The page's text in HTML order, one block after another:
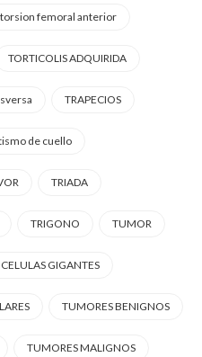
torsion femoral anterior
TORTICOLIS ADQUIRIDA
TRAPECIOS
de cuello
TRIADA
TRIGONO TUMOR
GIGANTES
TUMORES BENIGNOS
TUMORES MALIGNOS